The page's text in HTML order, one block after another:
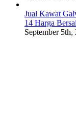
Jual Kawat
14 Harga
September 5th,